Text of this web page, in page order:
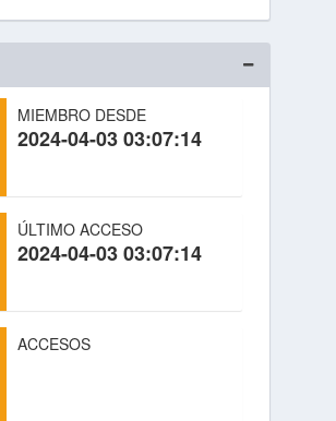
MIEMBRO DESDE
2024-04-03 03:07:14
ÚLTIMO ACCESO
2024-04-03 03:07:14
ACCESOS